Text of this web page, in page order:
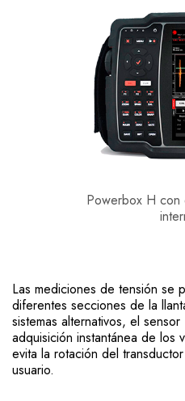
Powerbox H con
Las mediciones de tensión se
diferentes secciones de la
sistemas alternativos, el
adquisición instantánea de los
evita la rotación del
usuario.